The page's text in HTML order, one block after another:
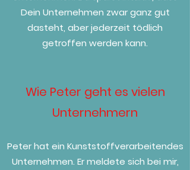
Dein Unternehmen zwar ganz gut
dasteht, aber jederzeit tödlich
getroffen werden kann.
Wie Peter geht es vielen
Unternehmern
Peter hat ein Kunststoffverarbeitendes
Unternehmen. Er meldete sich bei mir,